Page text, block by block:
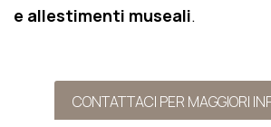
e allestimenti museali.
CONTATTACI PER MAGGIORI